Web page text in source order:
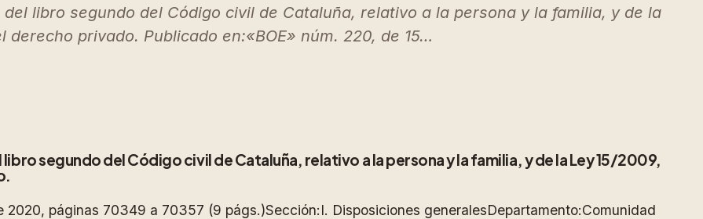
libro segundo del Código civil de Cataluña, relativo a la persona y la familia, y de la
privado. Publicado en:«BOE» núm. 220, de 15…
segundo del Código civil de Cataluña, relativo a la persona y la familia, y de la Ley 15/2009,
2020, páginas 70349 a 70357 (9 págs.)Sección:I. Disposiciones generalesDepartamento:Comunidad